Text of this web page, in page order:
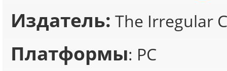
Издатель: The Irregular
Платформы: PC